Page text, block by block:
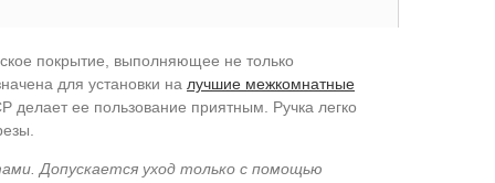
покрытие, выполняющее не только
для установки на лучшие межкомнатные
ее пользование приятным. Ручка легко
Допускается уход только с помощью